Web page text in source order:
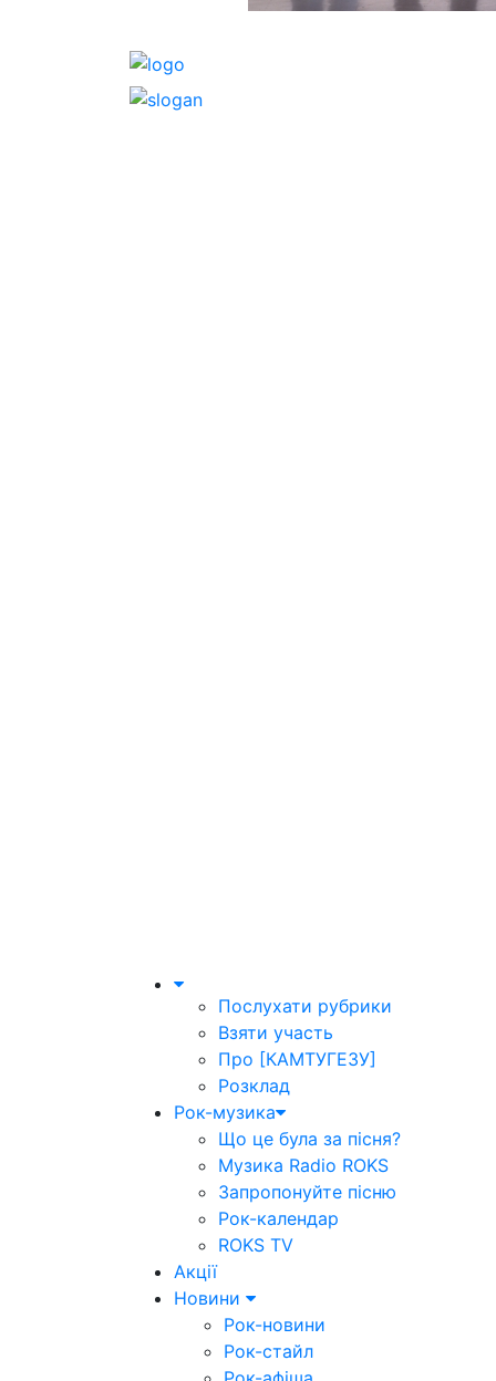
Послухати рубрики
Взяти участь
Про [КАМТУГЕЗУ]
Розклад
Рок-музика
Що це була за пісня?
Музика Radio ROKS
Запропонуйте пісню
Рок-календар
ROKS TV
Акції
Новини
Рок-новини
Рок-стайл